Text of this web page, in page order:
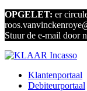
OPGELET: er
Stuur de e-mail door
Klantenportaal
Debiteurportaal